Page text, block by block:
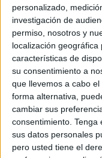
personalizado,
investigación de
permiso, nosotros y
localización
características de
su consentimiento a
que llevemos a cabo
forma alternativa,
cambiar sus
consentimiento. Tenga
sus datos personales
pero usted tiene el
POR
Jesús
POR
May
POR